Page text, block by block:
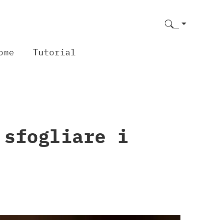
Tutorial
sfogliare i